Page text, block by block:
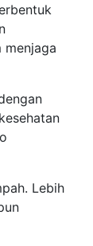
menjaga
Lebih